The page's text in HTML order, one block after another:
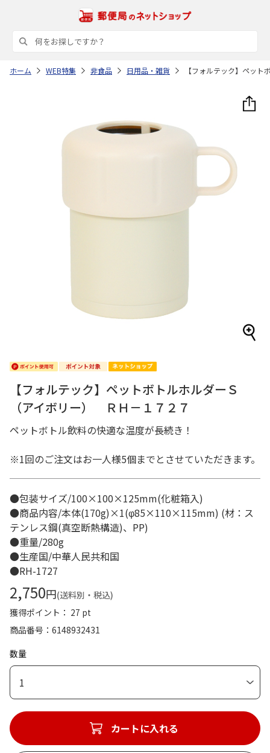
ホーム WEB特集 非食品 日用品・雑貨 【フォルテック】ペッ
【フォルテック】ペットボトルホルダーＳ
（アイボリー） ＲＨ－１７２７
ペットボトル飲料の快適な温度が長続き！
※1回のご注文はお一人様5個までとさせていただきます。
●包装サイズ/100×100×125mm(化粧箱入)
●商品内容/本体(170g)×1(φ85×110×115mm) (材：ス
テンレス鋼(真空断熱構造)、PP)
●重量/280g
●生産国/中華人民共和国
●RH-1727
2,750円(送料別・税込)
獲得ポイント： 27 pt
商品番号
6148932431
数量
1
カートに入れる